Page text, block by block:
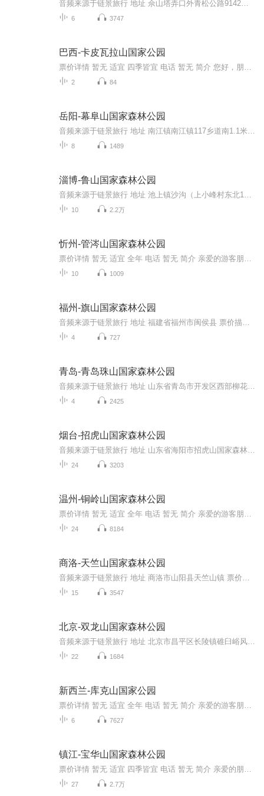
6 3747
巴西-卡皮瓦拉山国家公园
2 84
岳阳-幕阜山国家森林公园
8 1489
淄博-鲁山国家森林公园
10 2.2万
忻州-管涔山国家森林公园
10 1009
福州-旗山国家森林公园
4 727
青岛-青岛珠山国家森林公园
4 2425
烟台-招虎山国家森林公园
24 3203
温州-铜岭山国家森林公园
24 8184
商洛-天竺山国家森林公园
15 3547
北京-双龙山国家森林公园
22 1684
新西兰-库克山国家公园
6 7627
镇江-宝华山国家森林公园
27 2.7万